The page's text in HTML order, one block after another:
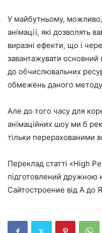
У майбутньому, можливо,
анімації, які дозволять
виразні ефекти, що і
завантажувати основний
до обчислювальних
обмежень даного
Але до того часу для
анімаційних шоу ми б
тільки перерахованими
Переклад статті «High
підготовлений дружною
Сайтостроение від А до